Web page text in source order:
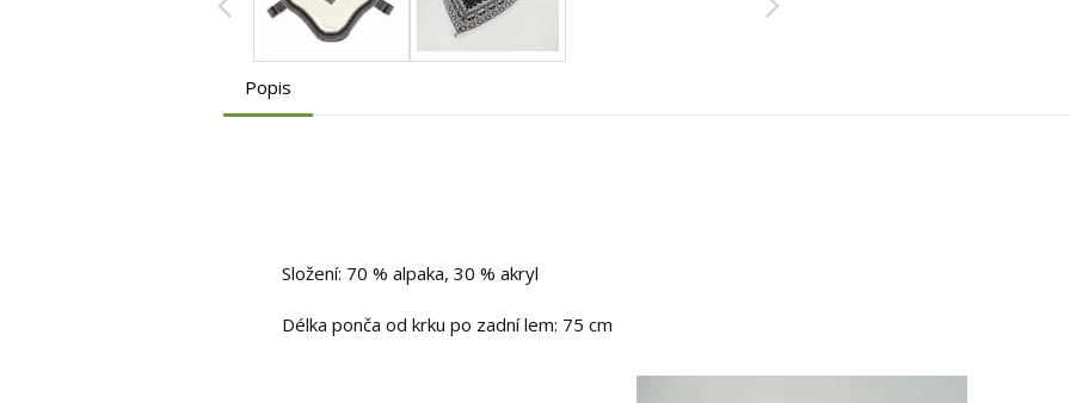
Popis
Složení: 70 % alpaka, 30 % akryl
Délka ponča od krku po zadní lem: 75 cm